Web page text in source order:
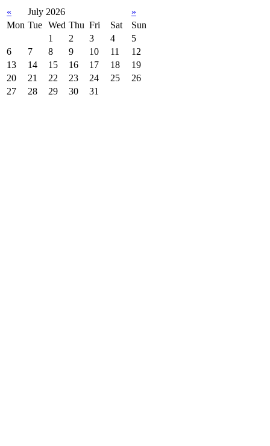
« July 2026
»
Mon Tue Wed Thu Fri Sat
Sun
1
2 3 4
5
6
7 8 9 10 11
12
13
14 15 16 17 18
19
20
21 22 23 24 25
26
27
28 29 30 31